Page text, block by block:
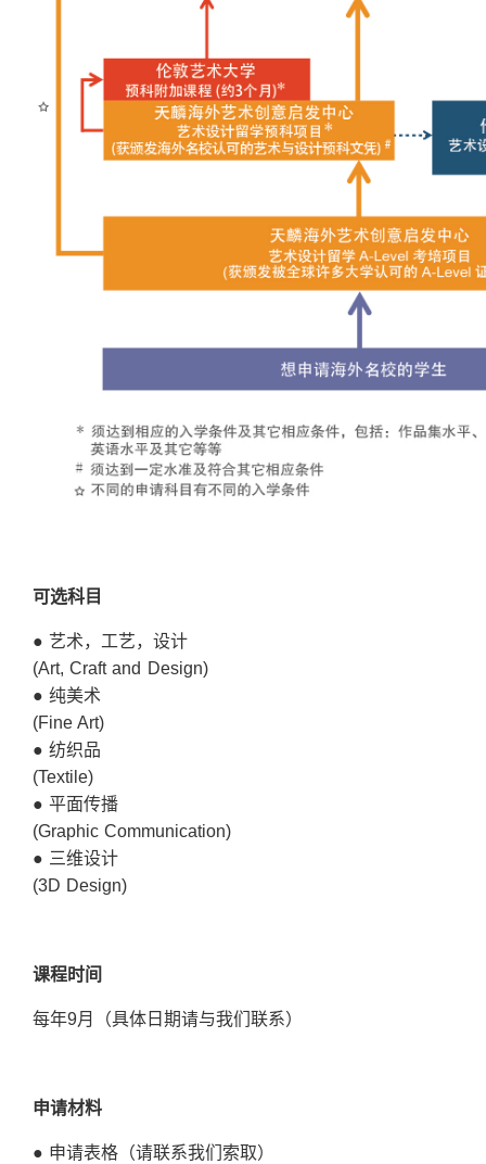
可选科 目
● 艺术，工艺，设计
(Art, Craft and Design)
● 纯美术
(Fine Art)
● 纺织品
(Textile)
● 平面传播
(Graphic Communication)
● 三维设计
(3D Design)
课程时间
每年9月（具体日期请与我们联系）
申请材料
● 申请表格（请联系我们索取）